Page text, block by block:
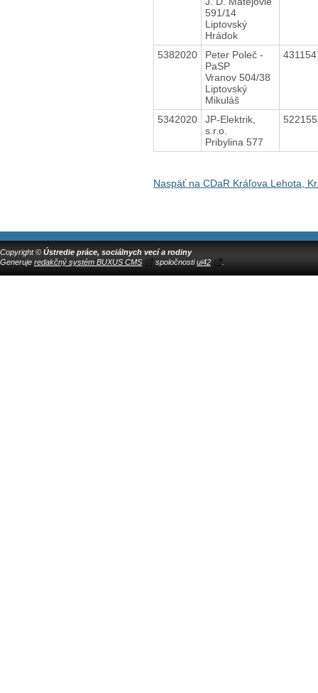
591/14
Liptovský
Hrádok
5382020
Peter Poleč -
PaSP
Vranov 504/38
Liptovský
Mikuláš
5342020
JP-Elektrik,
s.r.o.
Pribylina 577
Naspäť na CDaR Kráľova Lehota,
Copyright © Ústredie práce, sociálnych vecí a rodiny
Generuje redakčný systém BUXUS CMS spoločnostiui42